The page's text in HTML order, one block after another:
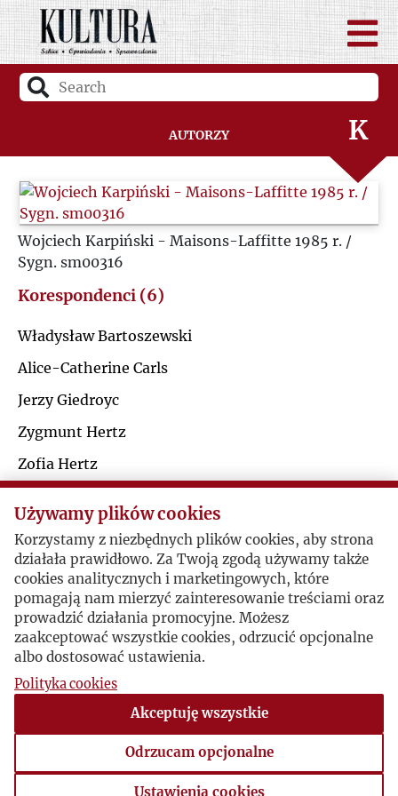
Autorzy
I
J
K
L
Ł
Q
S
V
Wojciech Karpiński - Maisons-Laffitte 1985 r. /
Sygn. sm00316
Korespondenci (6)
Władysław Bartoszewski
Alice-Catherine Carls
Jerzy Giedroyc
Zygmunt Hertz
Zofia Hertz
Wojciech Karpiński / Konstanty Aleksander
Jeleński
syg. SKAJ 11 t.1; list Wojciecha Karpińskiego do
Konstantego Jeleńskiego
Warszawa, 1981-08-12 , Wojciech Karpiński
syg. SKAJ 11 t.1; list Wojciecha Karpińskiego do
Konstantego Aleksandra Jeleńskiego 2
Używamy plików cookies
Korzystamy z niezbędnych plików cookies, aby strona
działała prawidłowo. Za Twoją zgodą używamy także
cookies analitycznych i marketingowych, które
pomagają nam mierzyć zainteresowanie treściami oraz
prowadzić działania promocyjne. Możesz
zaakceptować wszystkie cookies, odrzucić opcjonalne
albo dostosować ustawienia.
Polityka cookies
Akceptuję wszystkie
Odrzucam opcjonalne
Ustawienia cookies